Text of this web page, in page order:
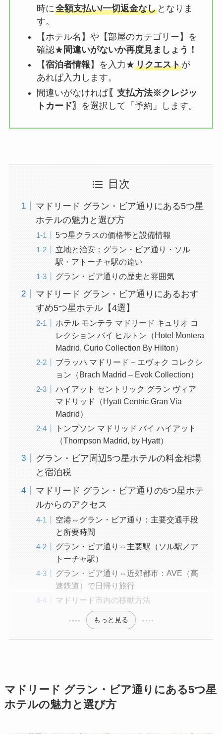
時に全額支払い/一切返金なしとなりま
す。
【ホテル名】や【部屋のカテゴリー】を
確認★ 間違いがないか再度見ましょう！
【宿泊者情報 】を入力★リクエストが
あれば入力します。
間違いがなければ〖支払方法※クレジッ
トカード〗
を選択して「予約」します。
目次
マドリード グラン・ビア通りにある5つ星
ホテルの魅力と選び方
5つ星クラスの価格帯と設備情報
立地と治安：グラン・ビア通り・ソル
駅・アトーチャ駅の違い
グラン・ビア通りの歴史と雰囲気
マドリード グラン・ビア通りにあるおす
すめ5つ星ホテル【4選】
ホテル モンテラ マドリード キュリオ コ
レクション バイ ヒルトン（Hotel Montera
Madrid, Curio Collection By Hilton）
ブラッハ マドリード – エヴォク コレクシ
ョン（Brach Madrid – Evok Collection）
ハイアット セントリック グラン ヴィア
マドリッド（Hyatt Centric Gran Via
Madrid）
トンプソン マドリッド バイ ハイアット
（Thompson Madrid, by Hyatt）
グラン・ビア周辺5つ星ホテルの料金相場
と宿泊税
マドリード グラン・ビア通りの5つ星ホテ
ルからのアクセス
空港⇔グラン・ビア通り：主要交通手段
と所要時間
グラン・ビア通り⇔主要駅（ソル駅／ア
トーチャ駅）
グラン・ビア通り⇔近郊都市：AVE（高
速鉄道）で日帰り旅行
マドリード市内の移動方法
もっと見る
マドリード グラン・ビア通りにある5つ星
ホテルの魅力と選び方